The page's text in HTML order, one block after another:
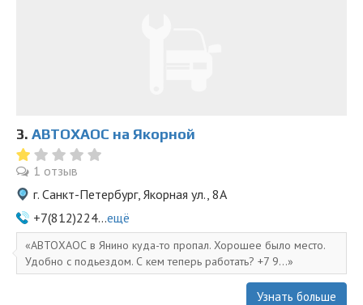
3. АВТОХАОС на Якорной
1 отзыв
г. Санкт-Петербург, Якорная ул., 8А
+7(812)224...ещё
АВТОХАОС в Янино куда-то пропал. Хорошее было место.
Удобно с подьездом. С кем теперь работать? +7 9...
Узнать больше